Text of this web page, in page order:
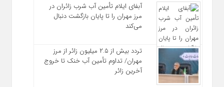
آبفای ایلام تأمین آب شرب زائران در
مرز مهران را تا پایان بازگشت دنبال
می‌کند
تردد بیش از ۲.۵ میلیون زائر از مرز
مهران/ تداوم تأمین آب خنک تا خروج
آخرین زائر